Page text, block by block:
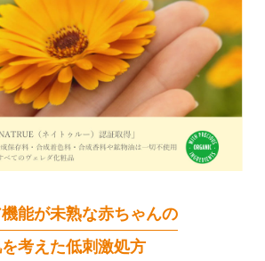
能が未熟な赤ちゃんの
考えた低刺激処方